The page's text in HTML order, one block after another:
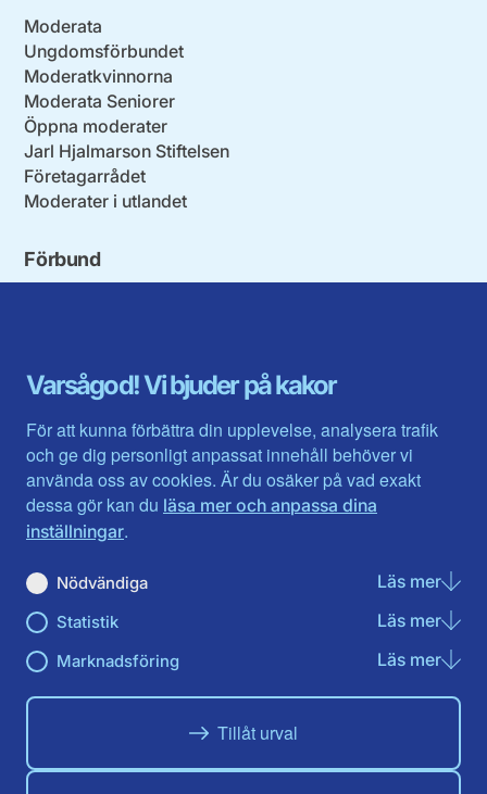
Varsågod! Vi bjuder på kakor
För att kunna förbättra din upplevelse, analysera trafik
och ge dig personligt anpassat innehåll behöver vi
använda oss av cookies. Är du osäker på vad exakt
dessa gör kan du läsa mer och anpassa dina
inställningar.
Nödvändiga Läs merom
Statistik Läs merom
Marknadsföring Läs merom
Tillåt urval
Moderata
Ungdomsförbundet
Moderatkvinnorna
Moderata Seniorer
Öppna moderater
Jarl Hjalmarson Stiftelsen
Företagarrådet
Moderater i utlandet
Förbund
Gävleborg
Halland
Jämtlands län
Jönköpings län
Kalmar län
Kronobergs län
Norrbotten
Skåne län
Värmlands län
Västerbotten
Västra Götaland
Västernorrland
Västmanland
Örebro län
Östergötland
Du hittar oss här på sociala medier
Facebook
Instagram